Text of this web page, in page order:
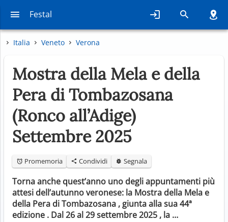
Festal
Italia Veneto Verona
Mostra della Mela e della
Pera di Tombazosana
(Ronco all’Adige)
Settembre 2025
Promemoria Condividi Segnala
Torna anche quest’anno uno degli appuntamenti più
attesi dell’autunno veronese: la Mostra della Mela e
della Pera di Tombazosana , giunta alla sua 44ª
edizione . Dal 26 al 29 settembre 2025 , la …